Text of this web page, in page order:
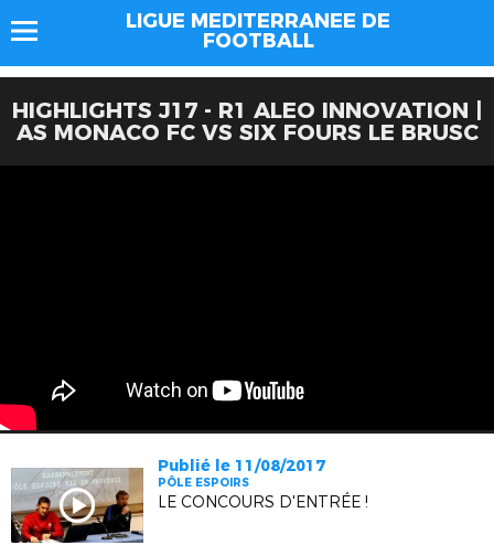
LIGUE MEDITERRANEE DE
FOOTBALL
HIGHLIGHTS J17 - R1 ALEO INNOVATION |
AS MONACO FC VS SIX FOURS LE BRUSC
Publié le 11/08/2017
PÔLE ESPOIRS
LE CONCOURS D'ENTRÉE !